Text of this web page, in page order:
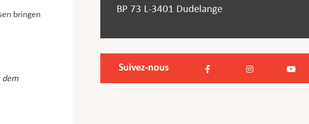
bringen
dem
BP 73 L-3401 Dudelange
Suivez-nous